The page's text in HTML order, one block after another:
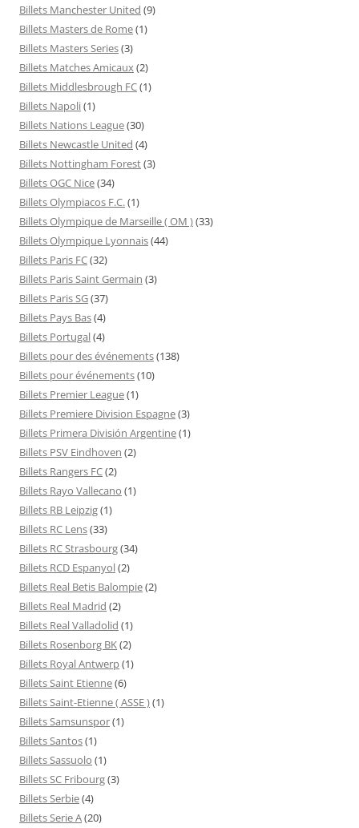
Billets Manchester United (9)
Billets Masters de Rome(1)
Billets Masters Series(3)
Billets Matches Amicaux(2)
Billets Middlesbrough FC(1)
Billets Napoli(1)
Billets Nations League(30)
Billets Newcastle United (4)
Billets Nottingham Forest(3)
Billets OGC Nice(34)
Billets Olympiacos F.C.(1)
Billets Olympique de Marseille ( OM )(33)
Billets Olympique Lyonnais(44)
Billets Paris FC(32)
Billets Paris Saint Germain (3)
Billets Paris SG(37)
Billets Pays Bas(4)
Billets Portugal(4)
Billets pour des événements(138)
Billets pour événements(10)
Billets Premier League(1)
Billets Premiere Division Espagne(3)
Billets Primera División Argentine(1)
Billets PSV Eindhoven (2)
Billets Rangers FC(2)
Billets Rayo Vallecano (1)
Billets RB Leipzig(1)
Billets RC Lens(33)
Billets RC Strasbourg(34)
Billets RCD Espanyol(2)
Billets Real Betis Balompie(2)
Billets Real Madrid (2)
Billets Real Valladolid (1)
Billets Rosenborg BK(2)
Billets Royal Antwerp(1)
Billets Saint Etienne(6)
Billets Saint-Etienne ( ASSE )(1)
Billets Samsunspor(1)
Billets Santos(1)
Billets Sassuolo (1)
Billets SC Fribourg(3)
Billets Serbie(4)
Billets Serie A(20)